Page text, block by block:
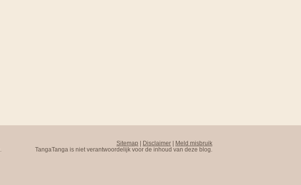
Sitemap | Disclaimer | Meld misbruik
TangaTanga is niet verantwoordelijk voor de inhoud van deze blog.